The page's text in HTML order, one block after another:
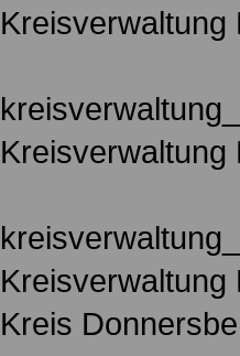
Kreisverwaltung
Kreisverwaltung
Kreis